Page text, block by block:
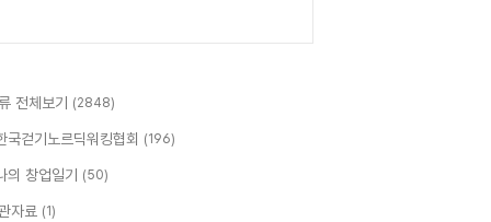
전체보기 (2848)
국걷기노르딕워킹협회 (196)
의 창업일기 (50)
자료 (1)